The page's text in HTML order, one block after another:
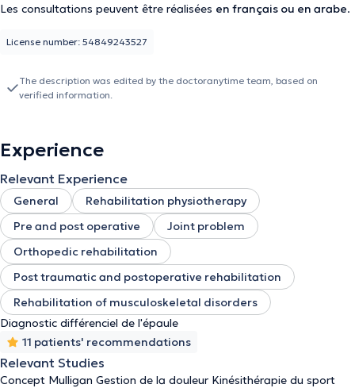
Les consultations peuvent être réalisées en français ou en arabe.
License number: 54849243527
The description was edited by the doctoranytime team, based on
verified information.
Experience
Relevant Experience
General
Rehabilitation physiotherapy
Pre and post operative
Joint problem
Orthopedic rehabilitation
Post traumatic and postoperative rehabilitation
Rehabilitation of musculoskeletal disorders
Diagnostic différenciel de l'épaule
11 patients' recommendations
Relevant Studies
Concept Mulligan Gestion de la douleur Kinésithérapie du sport